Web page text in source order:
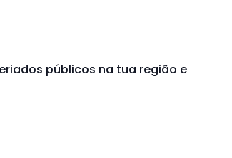
públicos na tua região e